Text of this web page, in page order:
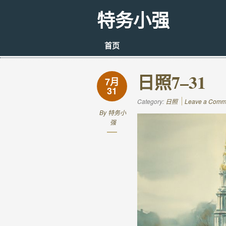
特务小强
首页
7月
31
By特务小
强
日照7–31
Category: 日照 Leave a